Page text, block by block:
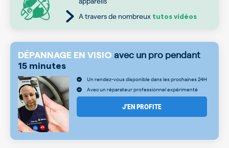
A travers de nombreux tutos vidéos
DÉPANNAGE EN VISIO avec un pro pendant
15 minutes
Un rendez-vous disponible dans les prochaines 24H
Avec un réparateur professionnel expérimenté
J’EN PROFITE